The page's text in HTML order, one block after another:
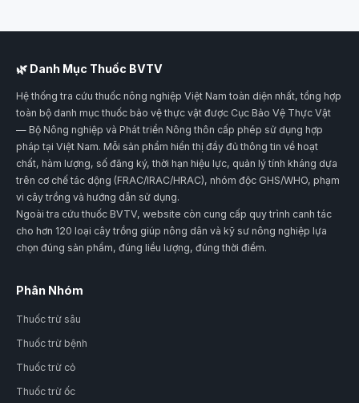
🌿 Danh Mục Thuốc BVTV
Hệ thống tra cứu thuốc nông nghiệp Việt Nam toàn diện nhất, tổng hợp
toàn bộ danh mục thuốc bảo vệ thực vật được Cục Bảo Vệ Thực Vật
— Bộ Nông nghiệp và Phát triển Nông thôn cấp phép sử dụng hợp
pháp tại Việt Nam. Mỗi sản phẩm hiển thị đầy đủ thông tin về hoạt
chất, hàm lượng, số đăng ký, thời hạn hiệu lực, quản lý tính kháng dựa
trên cơ chế tác dộng (FRAC/IRAC/HRAC), nhóm độc GHS/WHO, phạm
vi cây trồng và hướng dẫn sử dụng.
Ngoài tra cứu thuốc BVTV, website còn cung cấp quy trình canh tác
cho hơn 120 loại cây trồng giúp nông dân và kỹ sư nông nghiệp lựa
chọn đúng sản phẩm, đúng liều lượng, đúng thời điểm.
Phân Nhóm
Thuốc trừ sâu
Thuốc trừ bệnh
Thuốc trừ cỏ
Thuốc trừ ốc